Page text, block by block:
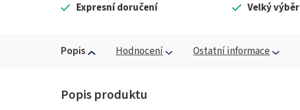
Expresní doručení Velký výběr
Popis Hodnocení Ostatní informace